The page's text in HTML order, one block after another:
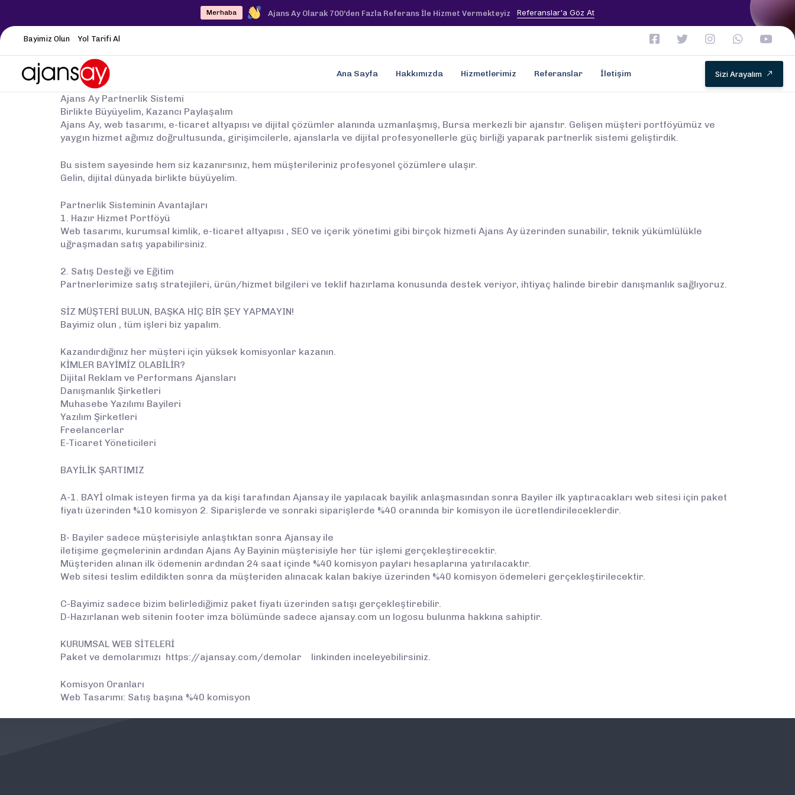
Merhaba Ajans Ay Olarak 700'den Fazla Referans İle Hizmet Vermekteyiz Referanslar'a Göz At
Bayimiz Olun Yol Tarifi Al
Ana Sayfa Hakkımızda Hizmetlerimiz Referanslar İletişim Sizi Arayalım
Ajans Ay Partnerlik Sistemi
Birlikte Büyüyelim, Kazancı Paylaşalım
Ajans Ay, web tasarımı, e-ticaret altyapısı ve dijital çözümler alanında uzmanlaşmış, Bursa merkezli bir ajanstır. Gelişen müşteri portföyümüz ve
yaygın hizmet ağımız doğrultusunda, girişimcilerle, ajanslarla ve dijital profesyonellerle güç birliği yaparak partnerlik sistemi geliştirdik.
Bu sistem sayesinde hem siz kazanırsınız, hem müşterileriniz profesyonel çözümlere ulaşır.
Gelin, dijital dünyada birlikte büyüyelim.
Partnerlik Sisteminin Avantajları
1. Hazır Hizmet Portföyü
Web tasarımı, kurumsal kimlik, e-ticaret altyapısı , SEO ve içerik yönetimi gibi birçok hizmeti Ajans Ay üzerinden sunabilir, teknik yükümlülükle
uğraşmadan satış yapabilirsiniz.
2. Satış Desteği ve Eğitim
Partnerlerimize satış stratejileri, ürün/hizmet bilgileri ve teklif hazırlama konusunda destek veriyor, ihtiyaç halinde birebir danışmanlık sağlıyoruz.
SİZ MÜŞTERİ BULUN, BAŞKA HİÇ BİR ŞEY YAPMAYIN!
Bayimiz olun , tüm işleri biz yapalım.
Kazandırdığınız her müşteri için yüksek komisyonlar kazanın.
KİMLER BAYİMİZ OLABİLİR?
Dijital Reklam ve Performans Ajansları
Danışmanlık Şirketleri
Muhasebe Yazılımı Bayileri
Yazılım Şirketleri
Freelancerlar
E-Ticaret Yöneticileri
BAYİLİK ŞARTIMIZ
A-1. BAYİ olmak isteyen firma ya da kişi tarafından Ajansay ile yapılacak bayilik anlaşmasından sonra Bayiler ilk yaptıracakları web sitesi için paket
fiyatı üzerinden %10 komisyon 2. Siparişlerde ve sonraki siparişlerde %40 oranında bir komisyon ile ücretlendirileceklerdir.
B- Bayiler sadece müşterisiyle anlaştıktan sonra Ajansay ile
iletişime geçmelerinin ardından Ajans Ay Bayinin müşterisiyle her tür işlemi gerçekleştirecektir.
Müşteriden alınan ilk ödemenin ardından 24 saat içinde %40 komisyon payları hesaplarına yatırılacaktır.
Web sitesi teslim edildikten sonra da müşteriden alınacak kalan bakiye üzerinden %40 komisyon ödemeleri gerçekleştirilecektir.
C-Bayimiz sadece bizim belirlediğimiz paket fiyatı üzerinden satışı gerçekleştirebilir.
D-Hazırlanan web sitenin footer imza bölümünde sadece ajansay.com un logosu bulunma hakkına sahiptir.
KURUMSAL WEB SİTELERİ
Paket ve demolarımızı https://ajansay.com/demolar linkinden inceleyebilirsiniz.
Komisyon Oranları
Web Tasarımı: Satış başına %40 komisyon